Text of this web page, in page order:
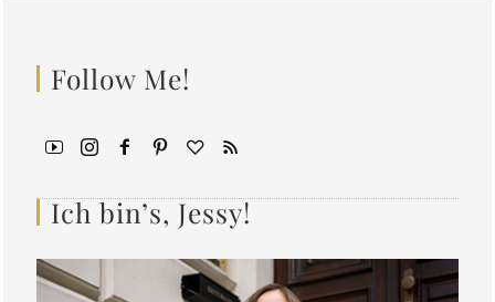
Follow Me!
Ich bin’s, Jessy!